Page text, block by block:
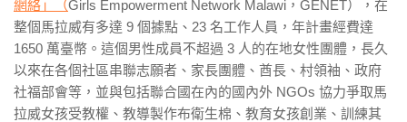
網絡」（Girls Empowerment Network Malawi ， GENET），在
整個馬拉威有多達 9 個據點、 23 名工作人員，年計畫經費達
1650 萬臺幣。這個男性成員不超過 3 人的在地女性團體，長久
以來在各個社區串聯志願者、家長團體、酋長、村領袖、政府
社福部會等，並與包括聯合國在內的國內外 NGOs 協力爭取馬
拉威女孩受教權、教導製作布衛生棉、教育女孩創業、訓練其